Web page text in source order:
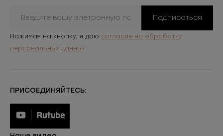
Подписаться
Нажимая на кнопку, я даю согласие на обработку
персональных данных
ПРИСОЕДИНЯЙТЕСЬ: